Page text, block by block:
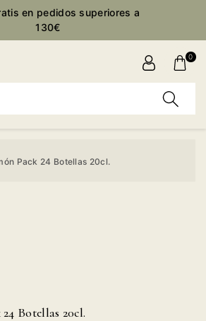
en pedidos superiores a
130€
0
Pack 24 Botellas 20cl.
Botellas 20cl.